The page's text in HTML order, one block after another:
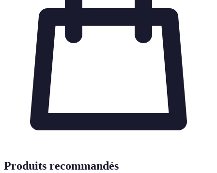
Produits recommandés